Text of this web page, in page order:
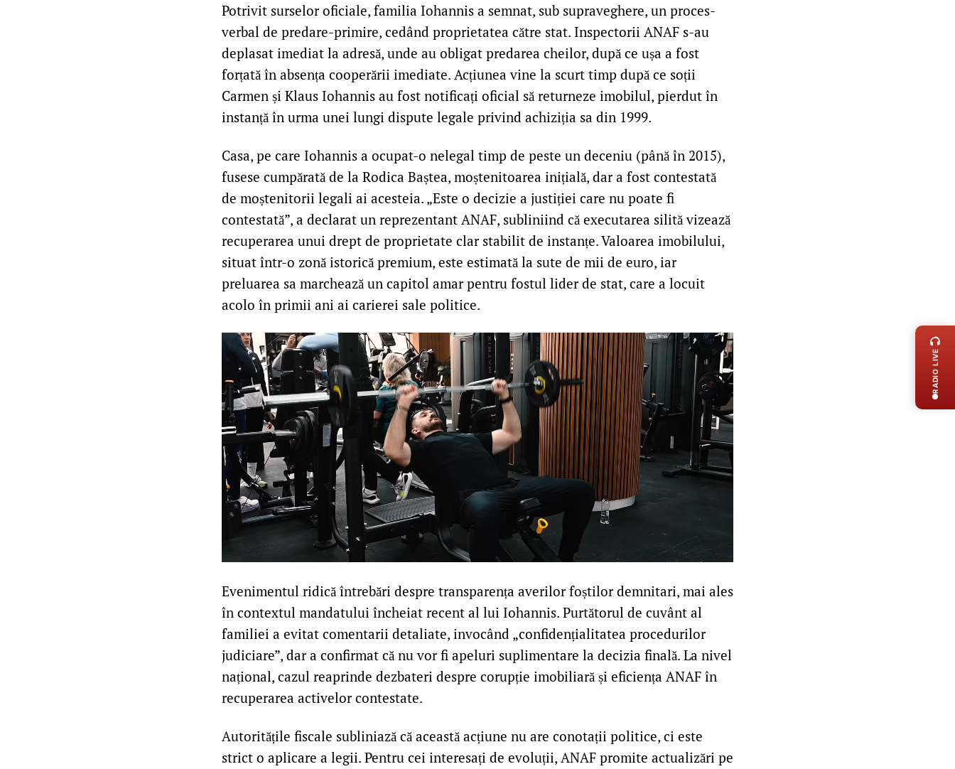
Potrivit surselor oficiale, familia Iohannis a semnat, sub supraveghere, un proces-
verbal de predare-primire, cedând proprietatea către stat. Inspectorii ANAF s-au
deplasat imediat la adresă, unde au obligat predarea cheilor, după ce ușa a fost
forțată în absența cooperării imediate. Acțiunea vine la scurt timp după ce soții
Carmen și Klaus Iohannis au fost notificați oficial să returneze imobilul, pierdut în
instanță în urma unei lungi dispute legale privind achiziția sa din 1999.
Casa, pe care Iohannis a ocupat-o nelegal timp de peste un deceniu (până în 2015),
fusese cumpărată de la Rodica Baștea, moștenitoarea inițială, dar a fost contestată
de moștenitorii legali ai acesteia. „Este o decizie a justiției care nu poate fi
contestată”, a declarat un reprezentant ANAF, subliniind că executarea silită vizează
recuperarea unui drept de proprietate clar stabilit de instanțe. Valoarea imobilului,
situat într-o zonă istorică premium, este estimată la sute de mii de euro, iar
preluarea sa marchează un capitol amar pentru fostul lider de stat, care a locuit
acolo în primii ani ai carierei sale politice.
Evenimentul ridică întrebări despre transparența averilor foștilor demnitari, mai ales
în contextul mandatului încheiat recent al lui Iohannis. Purtătorul de cuvânt al
familiei a evitat comentarii detaliate, invocând „confidențialitatea procedurilor
judiciare”, dar a confirmat că nu vor fi apeluri suplimentare la decizia finală. La nivel
național, cazul reaprinde dezbateri despre corupție imobiliară și eficiența ANAF în
recuperarea activelor contestate.
Autoritățile fiscale subliniază că această acțiune nu are conotații politice, ci este
strict o aplicare a legii. Pentru cei interesați de evoluții, ANAF promite actualizări pe
RADIO LIVE